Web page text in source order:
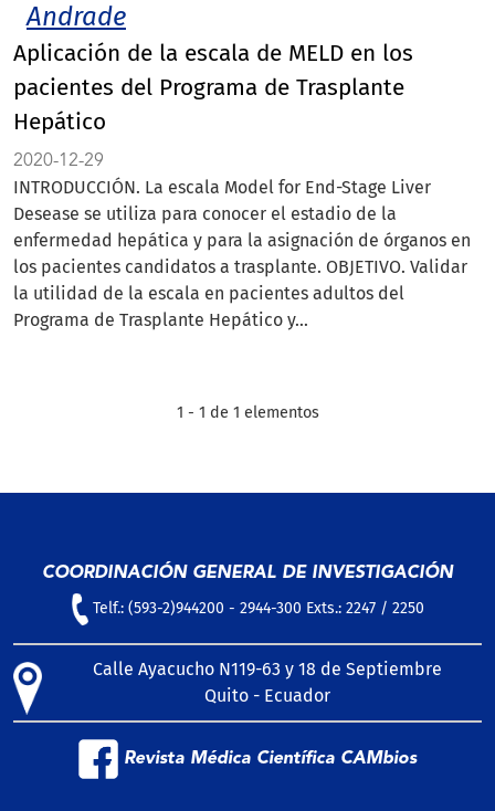
Andrade
Aplicación de la escala de MELD en los
pacientes del Programa de Trasplante
Hepático
2020-12-29
INTRODUCCIÓN. La escala Model for End-Stage Liver
Desease se utiliza para conocer el estadio de la
enfermedad hepática y para la asignación de órganos en
los pacientes candidatos a trasplante. OBJETIVO. Validar
la utilidad de la escala en pacientes adultos del
Programa de Trasplante Hepático y...
1 - 1 de 1 elementos
COORDINACIÓN GENERAL DE INVESTIGACIÓN
Telf.: (593-2)944200 - 2944-300 Exts.: 2247 / 2250
Calle Ayacucho N119-63 y 18 de Septiembre
Quito - Ecuador
Revista Médica Científica CAMbios